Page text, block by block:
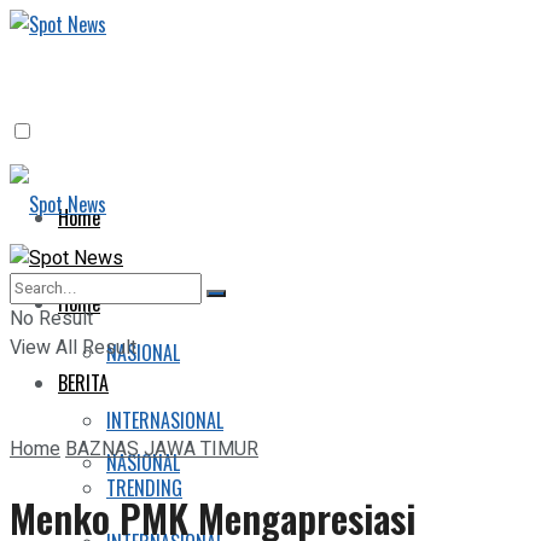
Home
BERITA
NASIONAL
INTERNASIONAL
TRENDING
Home
BERITA
NASIONAL
No Result
View All Result
HomeBAZNAS JAWA TIMUR
Menko PMK Mengapresiasi